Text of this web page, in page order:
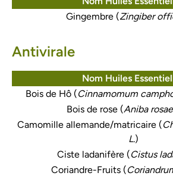
Gingembre (Zingiber
Antivirale
Nom Huiles
Bois de Hô (Cinnamomum
Bois de rose (Aniba
Camomille allemande/matricaire (
L.)
Ciste ladanifère (Cistus
Coriandre-Fruits (